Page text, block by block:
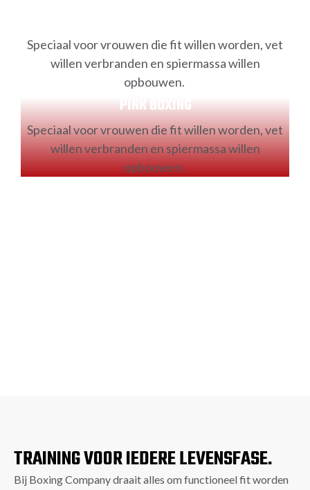
Speciaal voor vrouwen die fit willen worden, vet
willen verbranden en spiermassa willen
opbouwen.
PINK BOXING
Speciaal voor vrouwen die fit willen worden, vet
willen verbranden en spiermassa willen
opbouwen.
TRAINING VOOR IEDERE LEVENSFASE.
Bij Boxing Company draait alles om functioneel fit worden